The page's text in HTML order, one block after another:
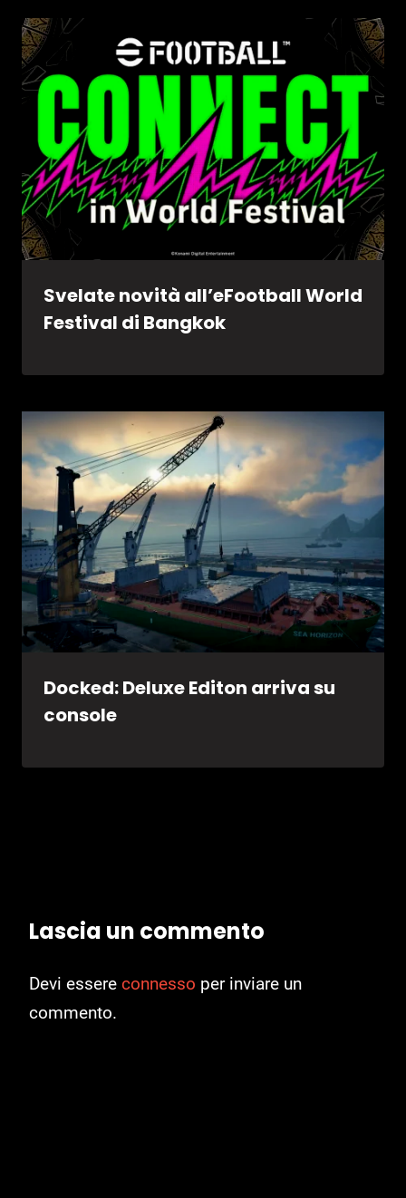
Svelate novità all’eFootball World
Festival di Bangkok
Docked: Deluxe Editon arriva su
console
Lascia un commento
Devi essere connesso per inviare un
commento.